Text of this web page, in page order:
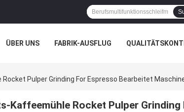
ÜBER UNS FABRIK-AUSFLUG
Pulper Grinding For Espresso Bearbeitet
Kaffeemühle Rocket Pulper